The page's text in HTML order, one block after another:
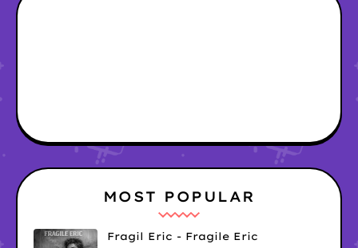
MOST POPULAR
Fragil Eric - Fragile Eric